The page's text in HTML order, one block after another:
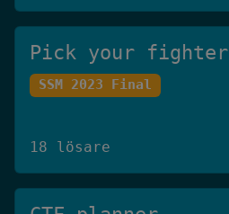
Pick your fighter
SSM 2023 Final
18 lösare